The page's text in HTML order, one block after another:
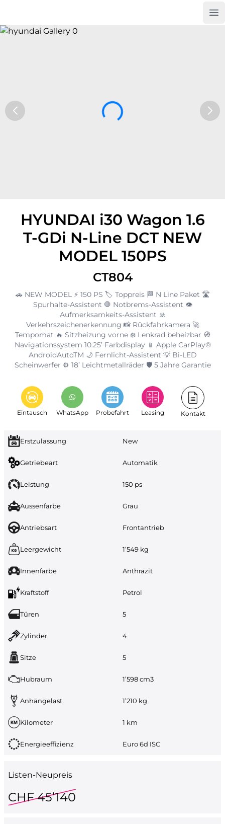
HYUNDAI i30 Wagon 1.6
T-GDi N-Line DCT NEW
MODEL 150PS
CT804
🚗 NEW MODEL ⚡ 150 PS 🏷️ Toppreis 🏁 N Line Paket 🛣️
Spurhalte-Assistent 🛑 Notbrems-Assistent 👁️
Aufmerksamkeits-Assistent 🚸
Verkehrszeichenerkennung 📸 Rückfahrkamera 🚀
Tempomat 🔥 Sitzheizung vorne ❄️ Lenkrad beheizbar 🧭
Navigationssystem 10.25’ Farbdisplay 📱 Apple CarPlay®
AndroidAutoTM 🌙 Fernlicht-Assistent 💡 Bi-LED
Scheinwerfer ⚙️ 18’ Leichtmetallräder 🛡️ 5 Jahre Garantie
Eintausch WhatsApp Probefahrt Leasing Kontakt
Erstzulassung New
Getriebeart Automatik
Leistung 150 ps
Aussenfarbe Grau
Antriebsart Frontantrieb
Leergewicht 1’549 kg
Innenfarbe Anthrazit
Kraftstoff Petrol
Türen 5
Zylinder 4
Sitze 5
Hubraum 1’598 cm3
Anhängelast 1’210 kg
Kilometer 1 km
Energieeffizienz Euro 6d ISC
Listen-Neupreis
CHF 45’140